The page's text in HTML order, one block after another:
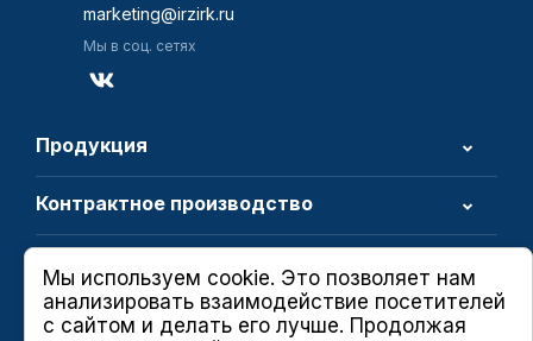
marketing@irzirk.ru
Мы в соц. сетях
Продукция
Контрактное производство
Мы используем cookie. Это позволяет нам
анализировать взаимодействие посетителей
с сайтом и делать его лучше. Продолжая